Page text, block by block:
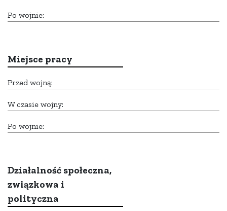
Po wojnie:
Miejsce pracy
Przed wojną:
W czasie wojny:
Po wojnie:
Działalność społeczna,
związkowa i
polityczna